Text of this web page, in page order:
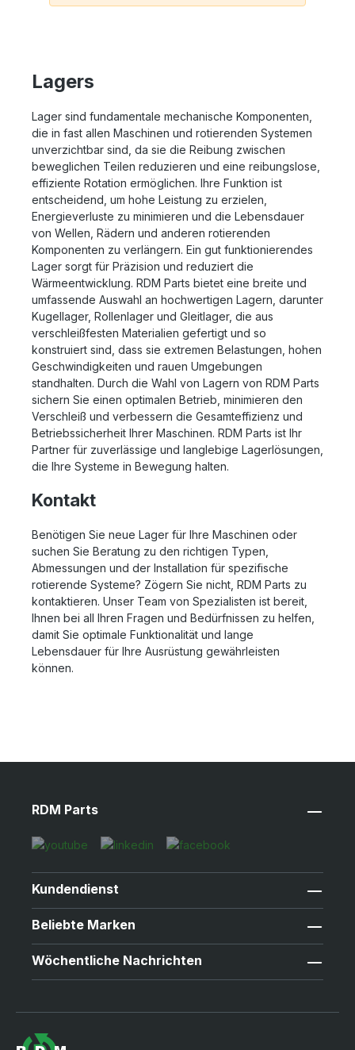
Lagers
Lager sind fundamentale mechanische Komponenten,
die in fast allen Maschinen und rotierenden Systemen
unverzichtbar sind, da sie die Reibung zwischen
beweglichen Teilen reduzieren und eine reibungslose,
effiziente Rotation ermöglichen. Ihre Funktion ist
entscheidend, um hohe Leistung zu erzielen,
Energieverluste zu minimieren und die Lebensdauer
von Wellen, Rädern und anderen rotierenden
Komponenten zu verlängern. Ein gut funktionierendes
Lager sorgt für Präzision und reduziert die
Wärmeentwicklung. RDM Parts bietet eine breite und
umfassende Auswahl an hochwertigen Lagern, darunter
Kugellager, Rollenlager und Gleitlager, die aus
verschleißfesten Materialien gefertigt und so
konstruiert sind, dass sie extremen Belastungen, hohen
Geschwindigkeiten und rauen Umgebungen
standhalten. Durch die Wahl von Lagern von RDM Parts
sichern Sie einen optimalen Betrieb, minimieren den
Verschleiß und verbessern die Gesamteffizienz und
Betriebssicherheit Ihrer Maschinen. RDM Parts ist Ihr
Partner für zuverlässige und langlebige Lagerlösungen,
die Ihre Systeme in Bewegung halten.
Kontakt
Benötigen Sie neue Lager für Ihre Maschinen oder
suchen Sie Beratung zu den richtigen Typen,
Abmessungen und der Installation für spezifische
rotierende Systeme? Zögern Sie nicht, RDM Parts zu
kontaktieren. Unser Team von Spezialisten ist bereit,
Ihnen bei all Ihren Fragen und Bedürfnissen zu helfen,
damit Sie optimale Funktionalität und lange
Lebensdauer für Ihre Ausrüstung gewährleisten
können.
RDM Parts
Kundendienst
Beliebte Marken
Wöchentliche Nachrichten